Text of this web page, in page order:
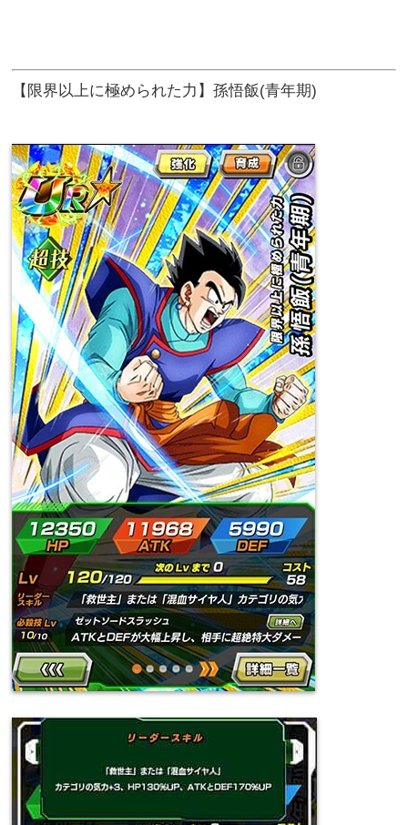
【限界以上に極められた力】孫悟飯(青年期)